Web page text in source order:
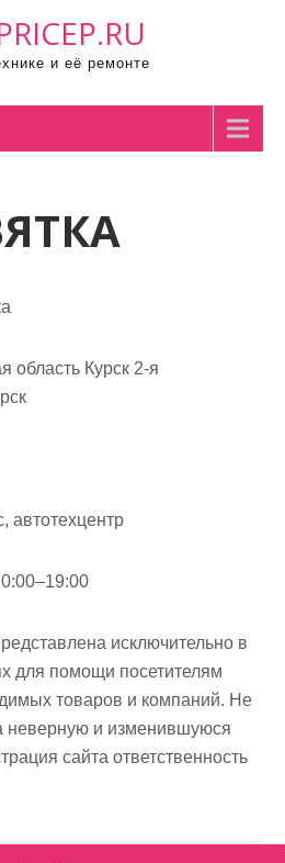
и её ремонте
область Курск 2-я
автотехцентр
исключительно в
для помощи посетителям
товаров и компаний. Не
неверную и изменившуюся
сайта ответственность